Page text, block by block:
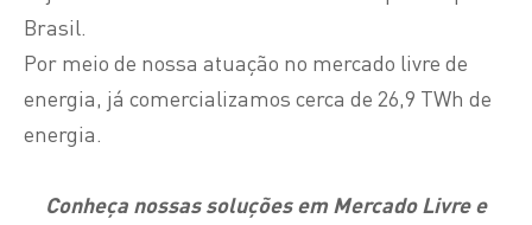
Brasil.
Por meio de nossa atuação no mercado livre de
energia, já comercializamos cerca de 26,9 TWh de
energia.
Conheça nossas soluções em Mercado Livre e